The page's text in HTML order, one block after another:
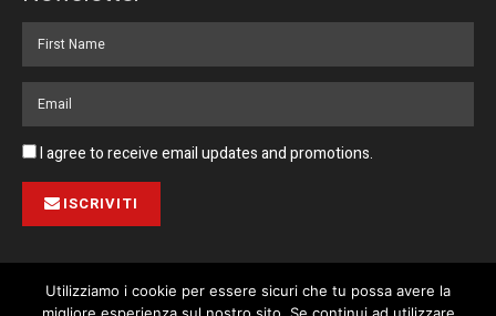
I agree to receive email updates and promotions.
ISCRIVITI
Utilizziamo i cookie per essere sicuri che tu possa avere la